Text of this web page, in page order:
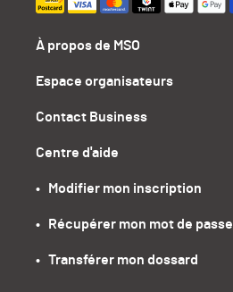
À propos de MSO
Espace organisateurs
Contact Business
Centre d'aide
•   Modifier mon inscription
•   Récupérer mon mot de passe
•   Transférer mon dossard